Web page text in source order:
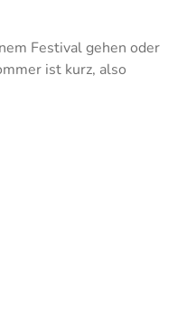
Festival gehen oder
ist kurz, also